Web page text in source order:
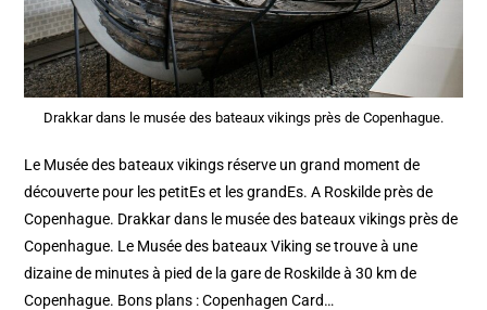
Drakkar dans le musée des bateaux vikings près de Copenhague.
Le Musée des bateaux vikings réserve un grand moment de
découverte pour les petitEs et les grandEs. A Roskilde près de
Copenhague. Drakkar dans le musée des bateaux vikings près de
Copenhague. Le Musée des bateaux Viking se trouve à une
dizaine de minutes à pied de la gare de Roskilde à 30 km de
Copenhague. Bons plans : Copenhagen Card…